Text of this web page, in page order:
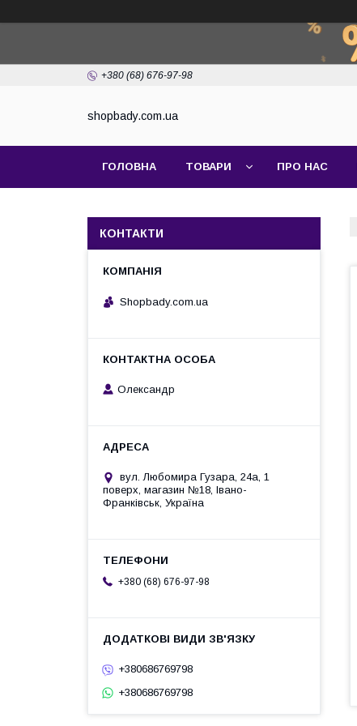
+380 (68) 676-97-98
shopbady.com.ua
ГОЛОВНА ТОВАРИ ПРО НАС
КОНТАКТИ
Shopbady.com.ua
Олександр
вул. Любомира Гузара, 24а, 1
поверх, магазин №18, Івано-
Франківськ, Україна
+380 (68) 676-97-98
+380686769798
+380686769798